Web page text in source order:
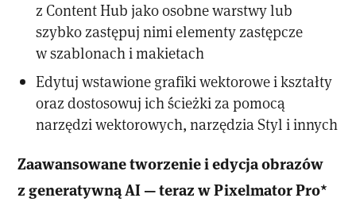
z Content Hub jako osobne warstwy lub
szybko zastępuj nimi elementy zastępcze
w szablonach i makietach
Edytuj wstawione grafiki wektorowe i kształty
oraz dostosowuj ich ścieżki za pomocą
narzędzi wektorowych, narzędzia Styl i innych
Zaawansowane tworzenie i edycja obrazów
z generatywną AI — teraz w Pixelmator Pro*